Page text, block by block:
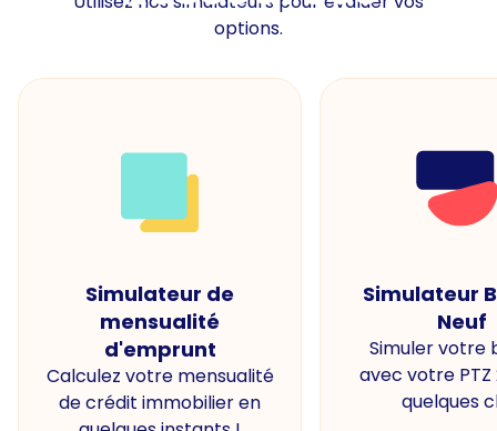
options.
Simulateur de
mensualité
d'emprunt
Calculez votre mensualité
de crédit immobilier en
Simulateur
Neuf
Simuler votre
avec votre PTZ
quelques